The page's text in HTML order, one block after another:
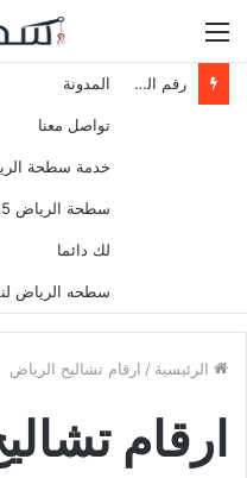
القائمة
رقم المساعدة على الطريق في السعودية 0537799400 المدونة
تواصل معنا
خدمة سطحة
لك دائما
سطحه الرياض
الرئيسية / ارقام تشاليح الرياض
ارقام